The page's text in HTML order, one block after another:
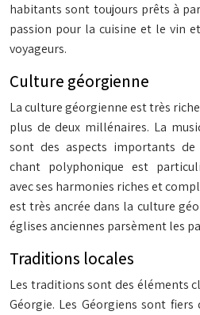
habitants sont toujours prêts à
passion pour la cuisine et le vin
voyageurs.
Culture géorgienne
La culture géorgienne est très
plus de deux millénaires. La
sont des aspects importants
chant polyphonique est
avec ses harmonies riches et
est très ancrée dans la culture
églises anciennes parsèment les
Traditions locales
Les traditions sont des éléments
Géorgie. Les Géorgiens sont